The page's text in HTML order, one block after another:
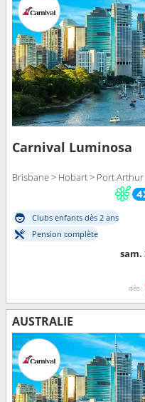
Carnival Luminosa
Brisbane > Hobart > Port
Clubs enfants dès 2 ans
Pension complète
sam.
dès
AUSTRALIE